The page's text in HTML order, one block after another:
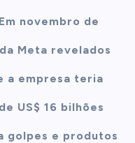
Em novembro de
Meta revelados
a empresa teria
US$ 16 bilhões
golpes e produtos